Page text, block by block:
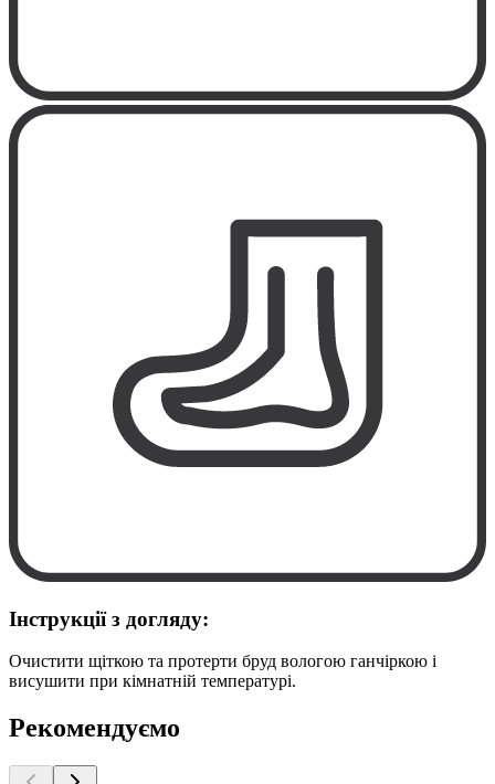
Інструкції з догляду:
Очистити щіткою та протерти бруд вологою ганчіркою і
висушити при кімнатній температурі.
Рекомендуємо